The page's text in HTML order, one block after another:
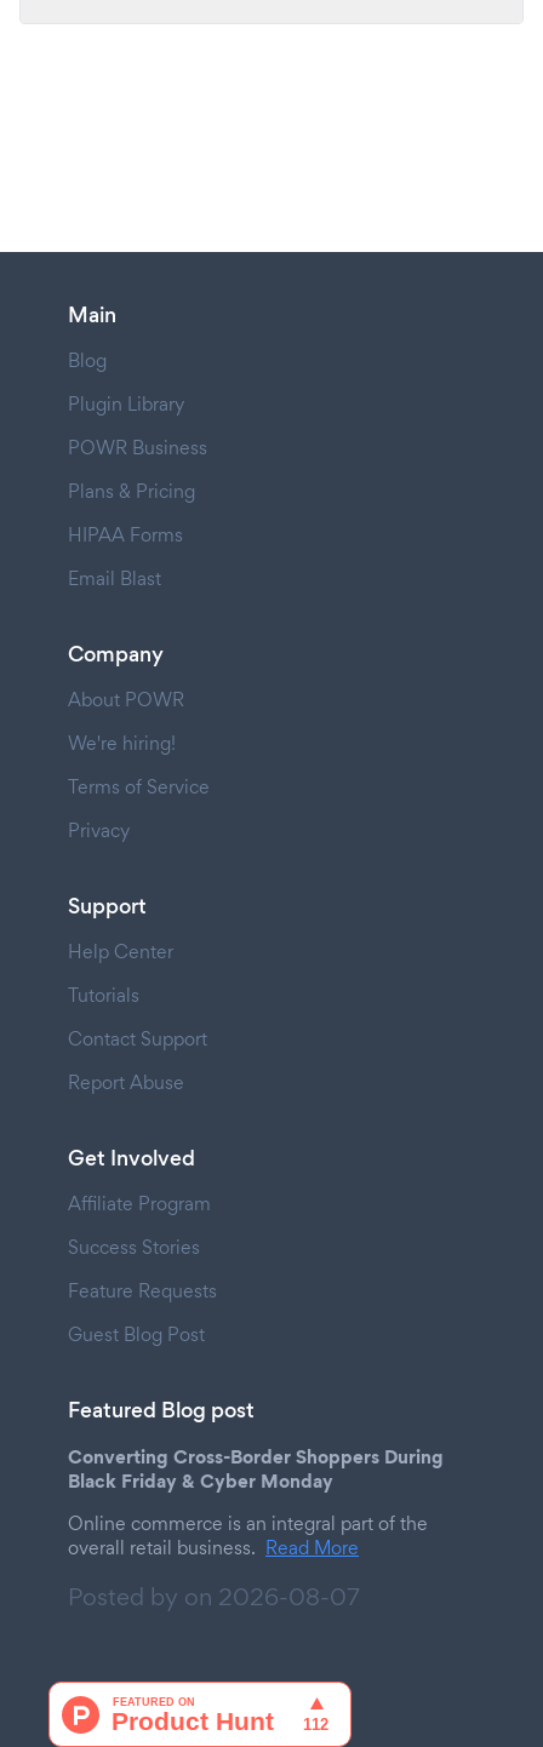
Main
Blog
Plugin Library
POWR Business
Plans & Pricing
HIPAA Forms
Email Blast
Company
About POWR
We're hiring!
Terms of Service
Privacy
Support
Help Center
Tutorials
Contact Support
Report Abuse
Get Involved
Affiliate Program
Success Stories
Feature Requests
Guest Blog Post
Featured Blog post
Converting Cross-Border Shoppers During
Black Friday & Cyber Monday
Online commerce is an integral part of the
overall retail business. Read More
Posted by on 2026-08-07